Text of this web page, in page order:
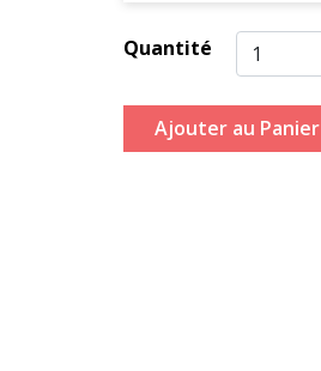
Quantité
Ajouter au Panier